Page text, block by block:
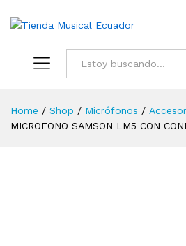
Home / Shop / Micrófonos /
MICROFONO SAMSON LM5 CON